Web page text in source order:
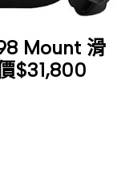
Mount 滑
$31,800